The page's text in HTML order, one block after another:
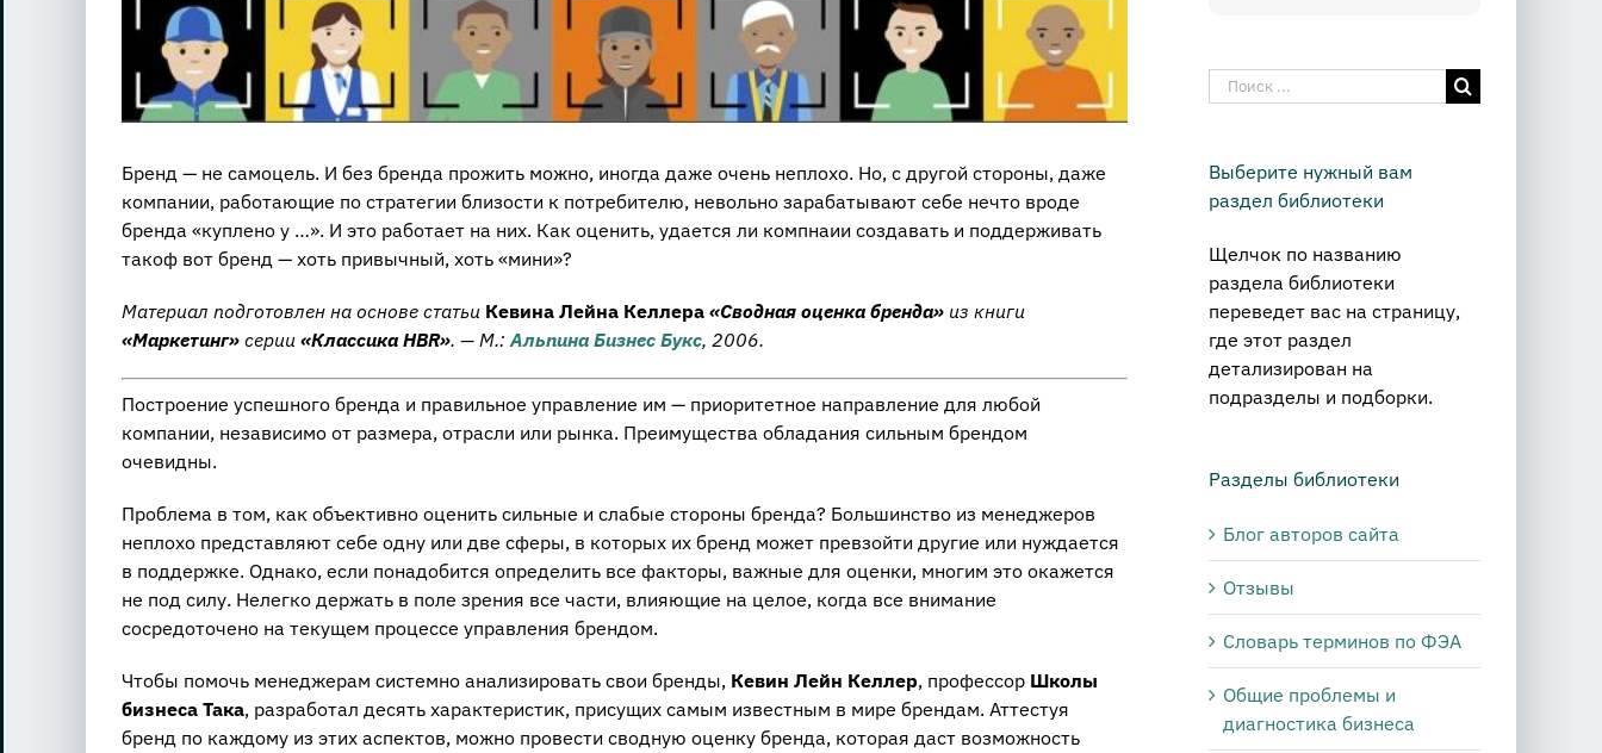
Бренд — не самоцель. И без бренда прожить можно, иногда даже очень неплохо. Но, с другой стороны, даже
компании, работающие по стратегии близости к потребителю, невольно зарабатывают себе нечто вроде
бренда «куплено у …». И это работает на них. Как оценить, удается ли компнаии создавать и поддерживать
такоф вот бренд — хоть привычный, хоть «мини»?
Материал подготовлен на основе статьи Кевина Лейна Келлера «Сводная оценка бренда» из книги
«Маркетинг» серии «Классика HBR». — М.:Альпина Бизнес Букс, 2006.
Построение успешного бренда и правильное управление им — приоритетное направление для любой
компании, независимо от размера, отрасли или рынка. Преимущества обладания сильным брендом
очевидны.
Проблема в том, как объективно оценить сильные и слабые стороны бренда? Большинство из менеджеров
неплохо представляют себе одну или две сферы, в которых их бренд может превзойти другие или нуждается
в поддержке. Однако, если понадобится определить все факторы, важные для оценки, многим это окажется
не под силу. Нелегко держать в поле зрения все части, влияющие на целое, когда все внимание
сосредоточено на текущем процессе управления брендом.
Чтобы помочь менеджерам системно анализировать свои бренды, Кевин Лейн Келлер, профессор Школы
бизнеса Така, разработал десять характеристик, присущих самым известным в мире брендам. Аттестуя
бренд по каждому из этих аспектов, можно провести сводную оценку бренда, которая даст возможность
Результат
поиска:
Выберите нужный вам
раздел библиотеки
Щелчок по названию
раздела библиотеки
переведет вас на страницу,
где этот раздел
детализирован на
подразделы и подборки.
Разделы библиотеки
Блог авторов сайта
Отзывы
Словарь терминов по ФЭА
Общие проблемы и
диагностика бизнеса